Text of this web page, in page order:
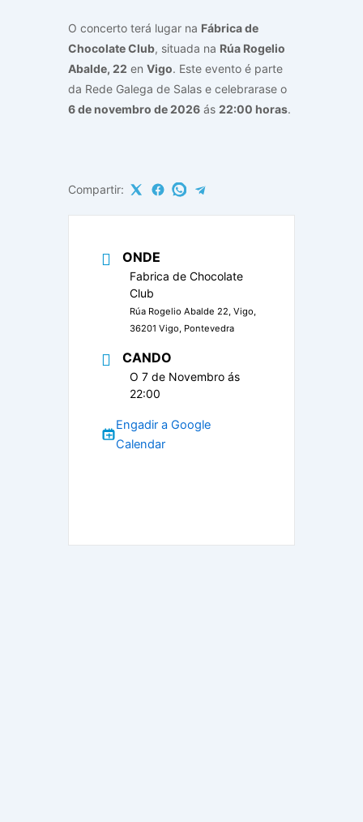
O concerto terá lugar na Fábrica de
Chocolate Club, situada na Rúa Rogelio
Abalde, 22 en Vigo. Este evento é parte
da Rede Galega de Salas e celebrarase o
6 de novembro de 2026 ás 22:00 horas.
Compartir:
ONDE
Fabrica de Chocolate
Club
Rúa Rogelio Abalde 22, Vigo,
36201 Vigo, Pontevedra
CANDO
O 7 de Novembro ás
22:00
Engadir a Google
Calendar